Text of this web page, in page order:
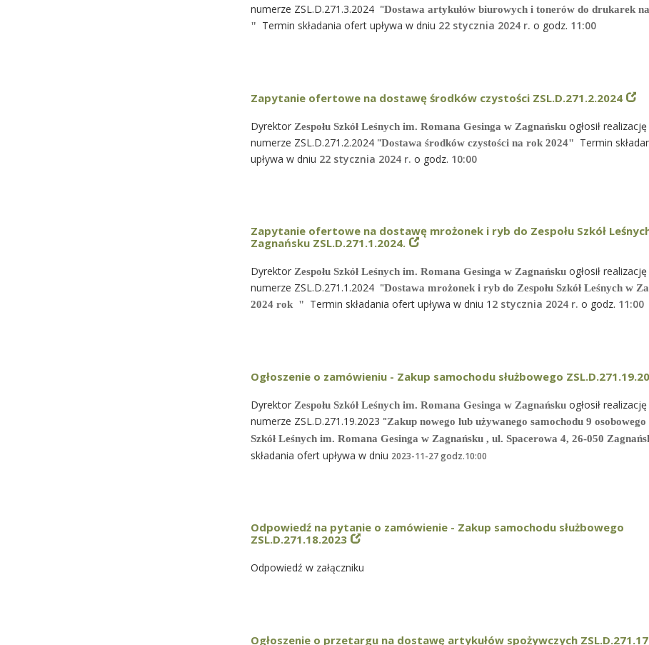
numerze ZSL.D.271.3.2024 "Dostawa artykułów biurowych i tonerów do drukarek
"
Termin składania ofert upływa w dniu 22 stycznia 2024 r. o godz. 11:00
Zapytanie ofertowe na dostawę środków czystości ZSL.D.271.2.2024
Dyrektor Zespołu Szkół Leśnych im. Romana Gesinga w Zagnańsku ogłosił
numerze ZSL.D.271.2.2024 "Dostawa środków czystości na rok 2024"
Termin
upływa w dniu 22 stycznia 2024 r. o godz. 10:00
Zapytanie ofertowe na dostawę mrożonek i ryb do Zespołu Szkół
Zagnańsku ZSL.D.271.1.2024.
Dyrektor Zespołu Szkół Leśnych im. Romana Gesinga w Zagnańsku ogłosił
numerze ZSL.D.271.1.2024 "Dostawa mrożonek i ryb do Zespołu Szkół Leśnych w
2024 rok "
Termin składania ofert upływa w dniu 1 2 stycznia 2024 r. o godz. 11:00
Ogłoszenie o zamówieniu - Zakup samochodu służbowego
Dyrektor Zespołu Szkół Leśnych im. Romana Gesinga w Zagnańsku ogłosił
numerze ZSL.D.271.19.2023 "Zakup nowego lub używanego samochodu 9 osobowego
Szkół Leśnych im. Romana Gesinga w Zagnańsku , ul. Spacerowa 4, 26-050
składania ofert upływa w dniu 2023-11-27 godz.10:00
Odpowiedź na pytanie o zamówienie - Zakup samochodu służbowego
ZSL.D.271.18.2023
Odpowiedź w załączniku
Ogłoszenie o przetargu na dostawę artykułów spożywczych